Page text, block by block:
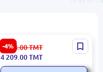
-4%
Delonghi CGH1012D |
Электрогриль 2000 Вт
Нержавеющая сталь
4 418.00ТМТ
4 209.00ТМТ